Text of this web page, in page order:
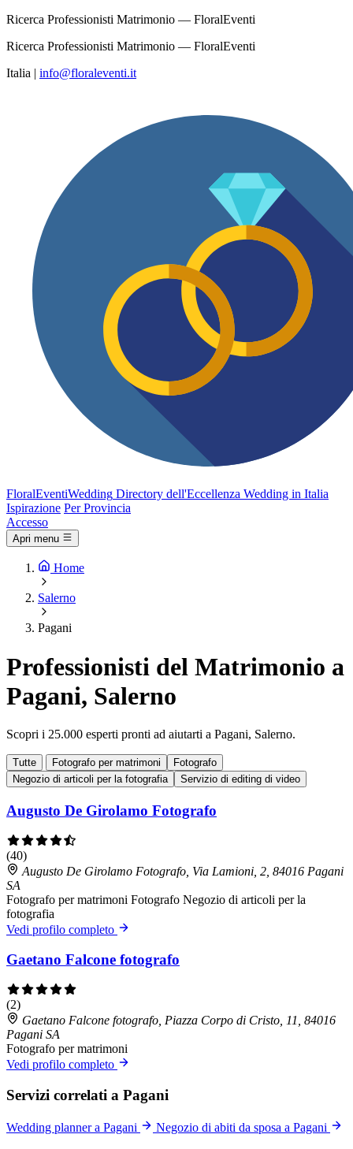
Ricerca Professionisti Matrimonio — FloralEventi
Ricerca Professionisti Matrimonio — FloralEventi
Italia | info@floraleventi.it
FloralEventiWedding Directory dell'Eccellenza Wedding in Italia
Ispirazione Per Provincia
Accesso
Apri menu
Home
Salerno
Pagani
Professionisti del Matrimonio a
Pagani, Salerno
Scopri i 25.000 esperti pronti ad aiutarti a Pagani, Salerno.
Tutte Fotografo per matrimoni
Fotografo
Negozio di articoli per la fotografia
Servizio di editing di video
Augusto De Girolamo Fotografo
(40)
Augusto De Girolamo Fotografo, Via Lamioni, 2, 84016 Pagani
SA
Fotografo per matrimoni Fotografo Negozio di articoli per la
fotografia
Vedi profilo completo
Gaetano Falcone fotografo
(2)
Gaetano Falcone fotografo, Piazza Corpo di Cristo, 11, 84016
Pagani SA
Fotografo per matrimoni
Vedi profilo completo
Servizi correlati a Pagani
Wedding planner a Pagani Negozio di abiti da sposa a Pagani